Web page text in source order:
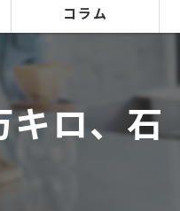
コラム
キロ、石